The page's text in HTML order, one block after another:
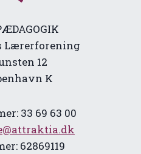
Lærerforening
12
K
33 69 63 00
62869119